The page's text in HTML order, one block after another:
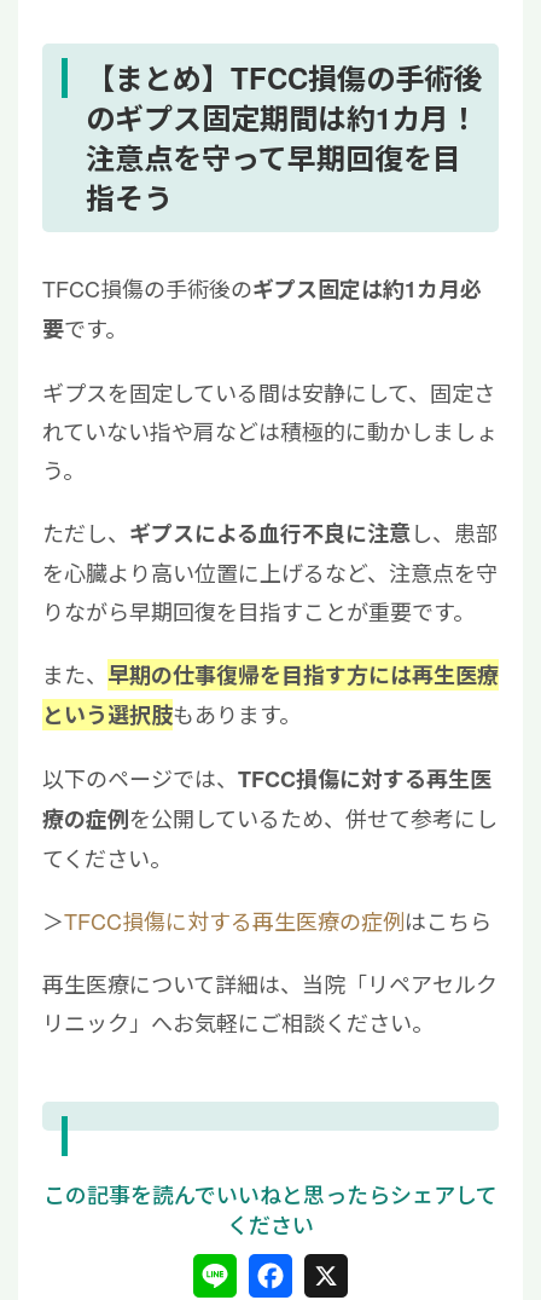
【まとめ】TFCC損傷の手術後
のギプス固定期間は約1カ月！
注意点を守って早期回復を目
指そう
TFCC損傷の手術後のギプス固定は約1カ月必
要です。
ギプスを固定している間は安静にして、固定さ
れていない指や肩などは積極的に動かしましょ
う。
ただし、 ギプスによる血行不良に注意し、患部
を心臓より高い位置に上げるなど、注意点を守
りながら早期回復を目指すことが重要です。
また、 早期の仕事復帰を目指す方には再生医療
という選択肢もあります。
以下のページでは、 TFCC損傷に対する再生医
療の症例を公開しているため、併せて参考にし
てください。
＞TFCC損傷に対する再生医療の症例はこちら
再生医療について詳細は、当院「リペアセルク
リニック」へお気軽にご相談ください。
L F X